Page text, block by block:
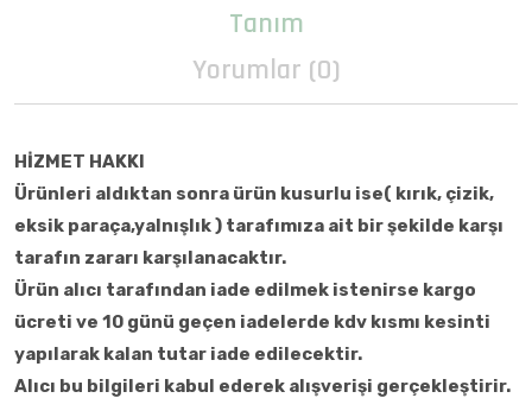
Tanım
Yorumlar (0)
HİZMET HAKKI
Ürünleri aldıktan sonra ürün kusurlu ise( kırık, çizik,
eksik paraça,yalnışlık ) tarafımıza ait bir şekilde karşı
tarafın zararı karşılanacaktır.
Ürün alıcı tarafından iade edilmek istenirse kargo
ücreti ve 10 günü geçen iadelerde kdv kısmı kesinti
yapılarak kalan tutar iade edilecektir.
Alıcı bu bilgileri kabul ederek alışverişi gerçekleştirir.